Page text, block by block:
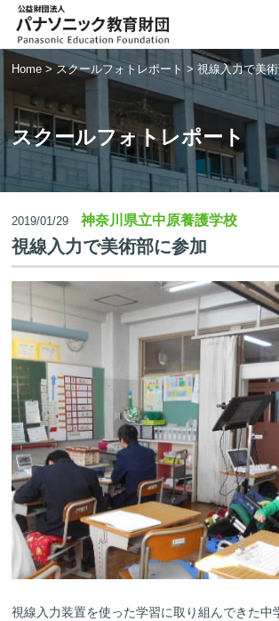
Home > スクールフォトレポート >視線入力で美
スクールフォトレポート
2019/01/29 神奈川県立中原養護学校
視線入力で美術部に参加
視線入力装置を使った学習に取り組んできた中